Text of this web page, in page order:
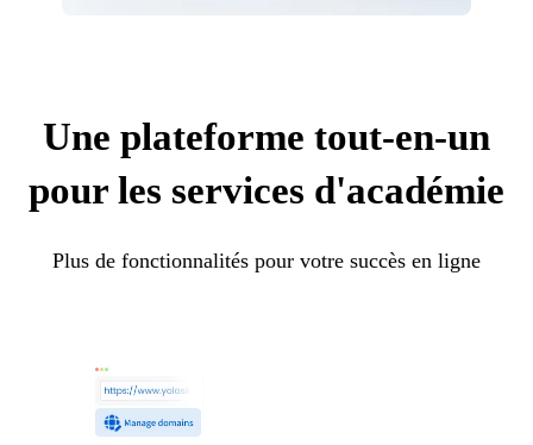
Une plateforme tout-en-un
pour les services d'académie
Plus de fonctionnalités pour votre succès en ligne